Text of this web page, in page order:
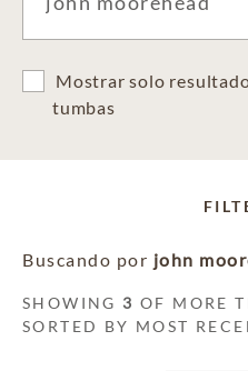
Mostrar solo
tumbas
Buscando por john
SHOWING 3 OF MORE
SORTED BY MOST